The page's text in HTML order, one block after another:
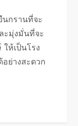
นกรานที่จะ
ะมุ่งมั่นที่จะ
ห้เป็นโรง
ย่างสะดวก